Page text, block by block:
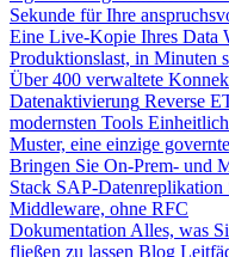
Sekunde für Ihre
Eine Live-Kopie Ihres Data
Produktionslast, in Minuten
Über 400 verwaltete
Datenaktivierung Reverse
modernsten Tools
Muster, eine einzige
Bringen Sie On-Prem- und
Stack SAP-Datenreplikation
Middleware, ohne RFC
Dokumentation Alles, was
fließen zu lassen Blog